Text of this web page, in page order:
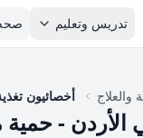
تدريس وتعليم
والعلاج أخصائيون
الأردن -